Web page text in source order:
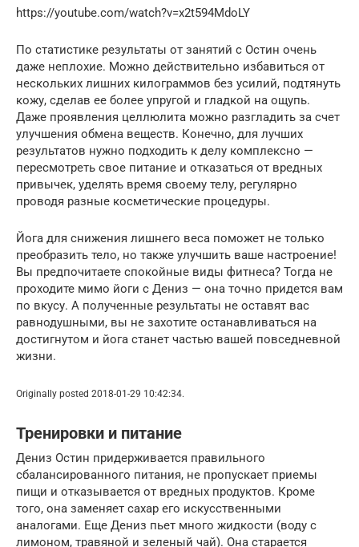
https://youtube.com/watch?v=x2t594MdoLY
По статистике результаты от занятий с Остин очень
даже неплохие. Можно действительно избавиться от
нескольких лишних килограммов без усилий, подтянуть
кожу, сделав ее более упругой и гладкой на ощупь.
Даже проявления целлюлита можно разгладить за счет
улучшения обмена веществ. Конечно, для лучших
результатов нужно подходить к делу комплексно —
пересмотреть свое питание и отказаться от вредных
привычек, уделять время своему телу, регулярно
проводя разные косметические процедуры.
Йога для снижения лишнего веса поможет не только
преобразить тело, но также улучшить ваше настроение!
Вы предпочитаете спокойные виды фитнеса? Тогда не
проходите мимо йоги с Дениз — она точно придется вам
по вкусу. А полученные результаты не оставят вас
равнодушными, вы не захотите останавливаться на
достигнутом и йога станет частью вашей повседневной
жизни.
Originally posted 2018-01-29 10:42:34.
Тренировки и питание
Дениз Остин придерживается правильного
сбалансированного питания, не пропускает приемы
пищи и отказывается от вредных продуктов. Кроме
того, она заменяет сахар его искусственными
аналогами. Еще Дениз пьет много жидкости (воду с
лимоном, травяной и зеленый чай). Она старается